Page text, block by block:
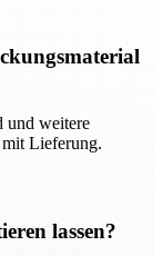
und weitere
Lieferung.
lassen?